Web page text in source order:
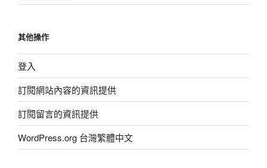
其他操作
登入
訂閱網站內容的資訊提供
訂閱留言的資訊提供
WordPress.org 台灣繁體中文